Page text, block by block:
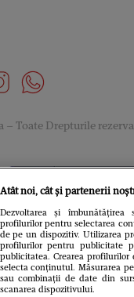
– Toate Drepturile
Atât noi, cât și partenerii
Dezvoltarea și îmbunătățirea
profilurilor pentru selectarea
de pe un dispozitiv. Utilizarea
profilurilor pentru publicitate
publicitatea. Crearea
selecta conținutul. Măsurarea
sau combinații de date din
scanarea dispozitivului.